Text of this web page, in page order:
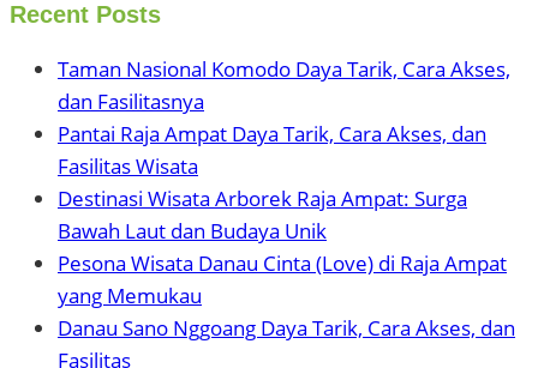
Recent Posts
Taman Nasional Komodo Daya Tarik, Cara Akses,
dan Fasilitasnya
Pantai Raja Ampat Daya Tarik, Cara Akses, dan
Fasilitas Wisata
Destinasi Wisata Arborek Raja Ampat: Surga
Bawah Laut dan Budaya Unik
Pesona Wisata Danau Cinta (Love) di Raja Ampat
yang Memukau
Danau Sano Nggoang Daya Tarik, Cara Akses, dan
Fasilitas